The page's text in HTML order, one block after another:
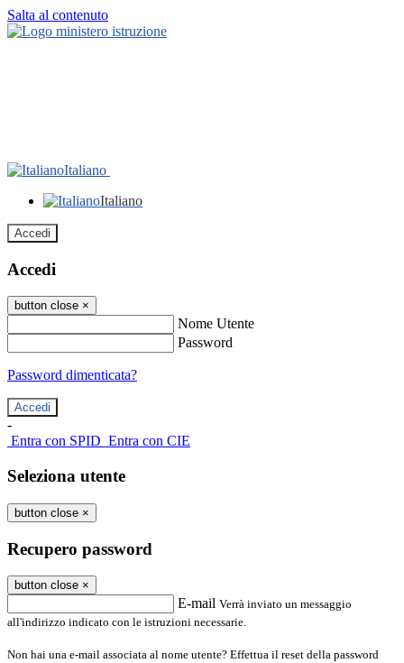
Salta al contenuto
Italiano
Italiano
Accedi
Accedi
button close ×
Nome Utente
Password
Password dimenticata?
-
Entra con SPID Entra con CIE
Seleziona utente
button close ×
Recupero password
button close ×
E-mail Verrà inviato un messaggio
all'indirizzo indicato con le istruzioni necessarie.
Non hai una e-mail associata al nome utente? Effettua il reset della password